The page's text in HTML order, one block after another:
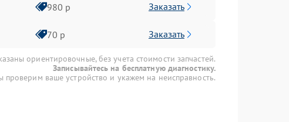
980 р Заказать
70 р Заказать
ориентировочные, без учета стоимости запчастей.
Записывайтесь на бесплатную диагностику.
проверим ваше устройство и укажем на неисправность.